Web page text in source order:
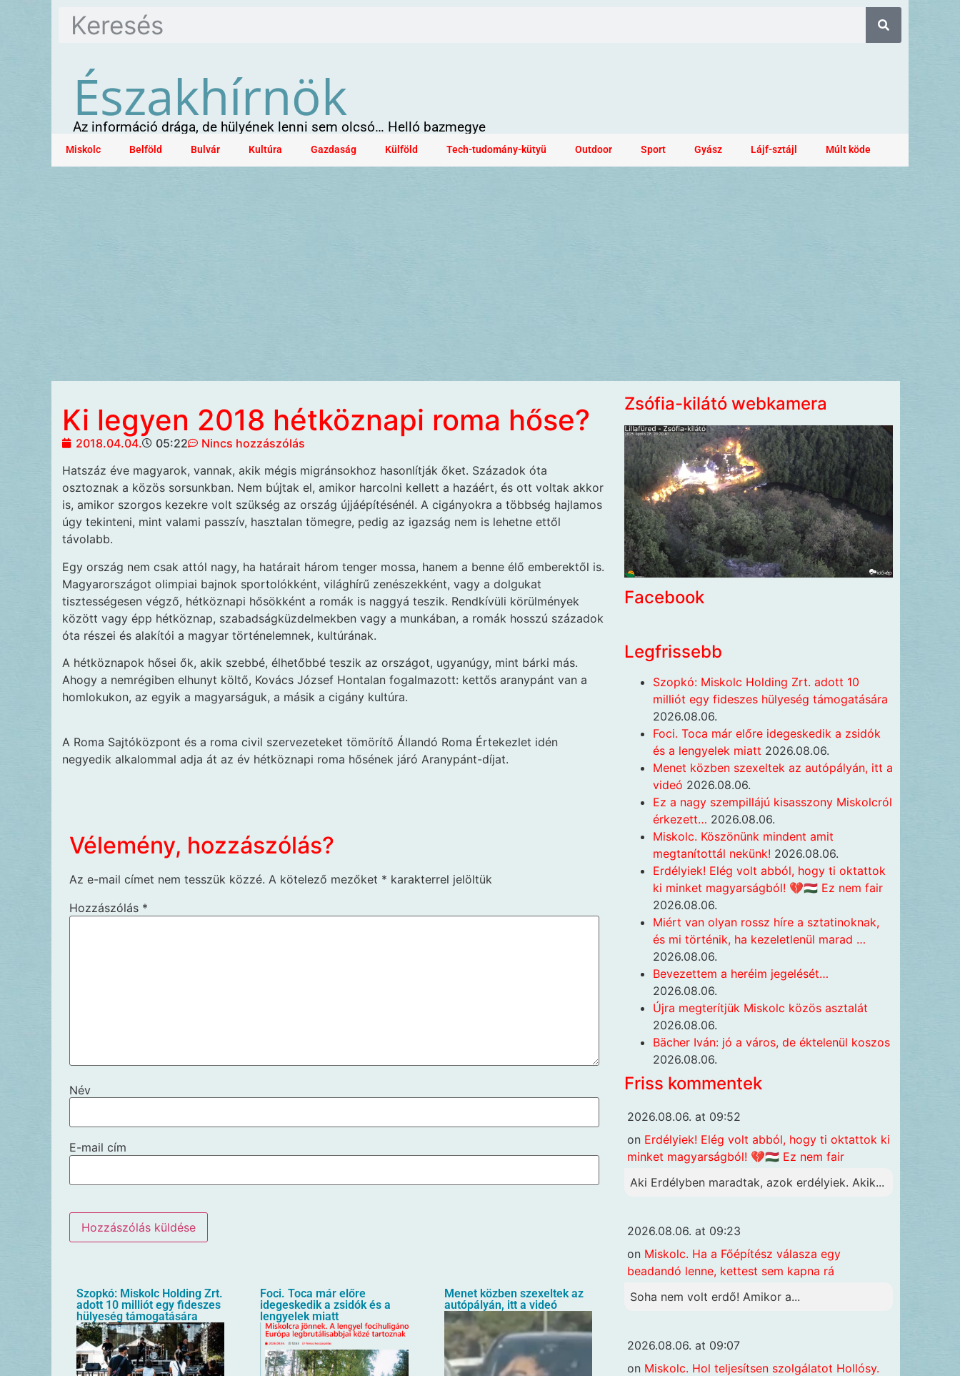
Északhírnök
Az információ drága, de hülyének lenni sem olcsó… Helló bazmegye
Miskolc Belföld Bulvár Kultúra Gazdaság Külföld Tech-tudomány-kütyü Outdoor Sport Gyász Lájf-sztájl Múlt köde
Ki legyen 2018 hétköznapi roma hőse?
2018.04.04. 05:22
Nincs hozzászólás
Hatszáz éve magyarok, vannak, akik mégis migránsokhoz hasonlítják őket. Századok óta
osztoznak a közös sorsunkban. Nem bújtak el, amikor harcolni kellett a hazáért, és ott voltak akkor
is, amikor szorgos kezekre volt szükség az ország újjáépítésénél. A cigányokra a többség hajlamos
úgy tekinteni, mint valami passzív, hasztalan tömegre, pedig az igazság nem is lehetne ettől
távolabb.
Egy ország nem csak attól nagy, ha határait három tenger mossa, hanem a benne élő emberektől is.
Magyarországot olimpiai bajnok sportolókként, világhírű zenészekként, vagy a dolgukat
tisztességesen végző, hétköznapi hősökként a romák is naggyá teszik. Rendkívüli körülmények
között vagy épp hétköznap, szabadságküzdelmekben vagy a munkában, a romák hosszú századok
óta részei és alakítói a magyar történelemnek, kultúrának.
A hétköznapok hősei ők, akik szebbé, élhetőbbé teszik az országot, ugyanúgy, mint bárki más.
Ahogy a nemrégiben elhunyt költő, Kovács József Hontalan fogalmazott: kettős aranypánt van a
homlokukon, az egyik a magyarságuk, a másik a cigány kultúra.
A Roma Sajtóközpont és a roma civil szervezeteket tömörítő Állandó Roma Értekezlet idén
negyedik alkalommal adja át az év hétköznapi roma hősének járó Aranypánt-díjat.
Vélemény, hozzászólás?
Az e-mail címet nem tesszük közzé. A kötelező mezőket * karakterrel jelöltük
Hozzászólás *
Név
E-mail cím
Szopkó: Miskolc Holding Zrt.
adott 10 milliót egy fideszes
hülyeség támogatására
Foci. Toca már előre
idegeskedik a zsidók és a
lengyelek miatt
Menet közben szexeltek az
autópályán, itt a videó
Zsófia-kilátó webkamera
Facebook
Legfrissebb
Szopkó: Miskolc Holding Zrt. adott 10
milliót egy fideszes hülyeség támogatására
2026.08.06.
Foci. Toca már előre idegeskedik a zsidók
és a lengyelek miatt 2026.08.06.
Menet közben szexeltek az autópályán, itt a
videó 2026.08.06.
Ez a nagy szempillájú kisasszony Miskolcról
érkezett… 2026.08.06.
Miskolc. Köszönünk mindent amit
megtanítottál nekünk! 2026.08.06.
Erdélyiek! Elég volt abból, hogy ti oktattok
ki minket magyarságból! 💔🇭🇺 Ez nem fair
2026.08.06.
Miért van olyan rossz híre a sztatinoknak,
és mi történik, ha kezeletlenül marad …
2026.08.06.
Bevezettem a heréim jegelését…
2026.08.06.
Újra megterítjük Miskolc közös asztalát
2026.08.06.
Bächer Iván: jó a város, de éktelenül koszos
2026.08.06.
Friss kommentek
2026.08.06. at 09:52
on Erdélyiek! Elég volt abból, hogy ti oktattok ki
minket magyarságból! 💔🇭🇺 Ez nem fair
Aki Erdélyben maradtak, azok erdélyiek. Akik...
2026.08.06. at 09:23
on Miskolc. Ha a Főépítész válasza egy
beadandó lenne, kettest sem kapna rá
Soha nem volt erdő! Amikor a...
2026.08.06. at 09:07
on Miskolc. Hol teljesítsen szolgálatot Hollósy.